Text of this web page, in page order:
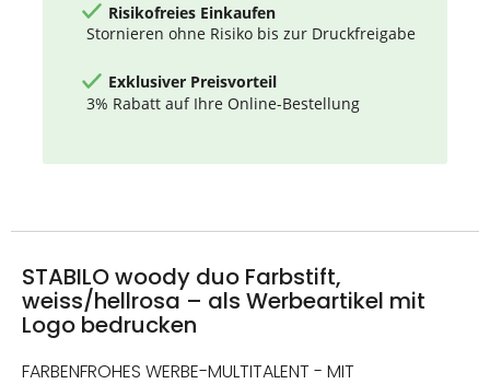
Risikofreies Einkaufen
Stornieren ohne Risiko bis zur Druckfreigabe
Exklusiver Preisvorteil
3% Rabatt auf Ihre Online-Bestellung
STABILO woody duo Farbstift,
weiss/hellrosa – als Werbeartikel mit
Logo bedrucken
FARBENFROHES WERBE-MULTITALENT - MIT